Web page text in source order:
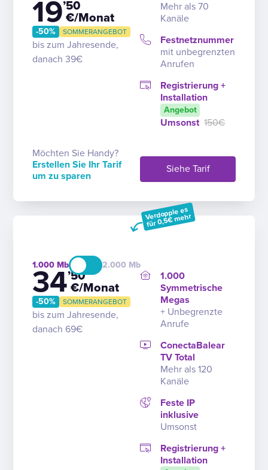
19’50
€/Monat
-50% SOMMERANGEBOT
bis zum Jahresende,
danach 39€
Siehe Tarif
Mehr als 70
Kanäle
Festnetznummer
mit unbegrenzten
Anrufen
Registrierung +
Installation
Angebot
Umsonst 150€
Möchten Sie Handy?
Erstellen Sie Ihr Tarif
um zu sparen
1.000 2.000
Verdopple es
für 0,5€ mehr
34’50
€/Monat
-50% SOMMERANGEBOT
bis zum Jahresende,
danach 69€
1.000
Symmetrische
Megas
+ Unbegrenzte
Anrufe
ConectaBalear
TV Total
Mehr als 120
Kanäle
Feste IP
inklusive
Umsonst
Registrierung +
Installation